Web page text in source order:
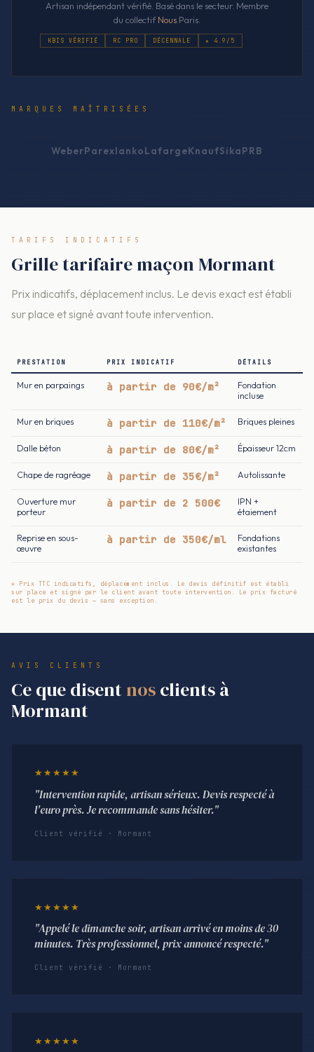
Artisan indépendant vérifié. Basé dans le secteur. Membre
du collectifNous .Paris.
KBIS VÉRIFIÉ RC PRO DÉCENNALE ★ 4.9/5
MARQUES MAÎTRISÉES
WeberParexlankoLafargeKnaufSikaPRB
TARIFS INDICATIFS
Grille tarifaire maçon Mormant
Prix indicatifs, déplacement inclus. Le devis exact est établi
sur place et signé avant toute intervention.
PRESTATION PRIX INDICATIF DÉTAILS
Mur en parpaings à partir de 90€/m²
Fondation
incluse
Mur en briques à partir de 110€/m² Briques pleines
Dalle béton à partir de 80€/m² Épaisseur 12cm
Chape de ragréage à partir de 35€/m² Autolissante
Ouverture mur
porteur
à partir de 2 500€
IPN +
étaiement
Reprise en sous-
œuvre
à partir de 350€/ml
Fondations
existantes
* Prix TTC indicatifs, déplacement inclus. Le devis définitif est établi
sur place et signé par le client avant toute intervention. Le prix facturé
est le prix du devis — sans exception.
AVIS CLIENTS
Ce que disent nosclients à
Mormant
★★★★★
"Intervention rapide, artisan sérieux. Devis respecté à
l'euro près. Je recommande sans hésiter."
Client vérifié · Mormant
★★★★★
"Appelé le dimanche soir, artisan arrivé en moins de 30
minutes. Très professionnel, prix annoncé respecté."
Client vérifié · Mormant
★★★★★